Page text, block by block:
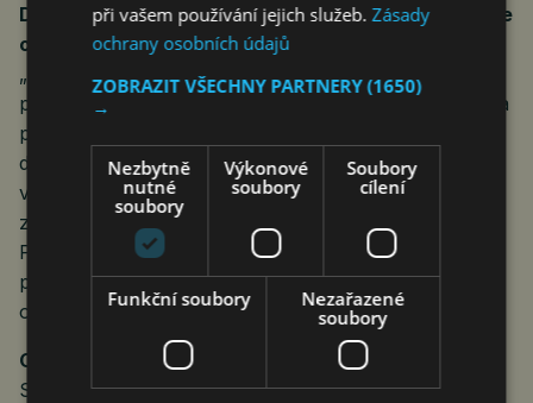
Dr. Andrew Park, certifikovaný dermatolog a tvůrce
obsahu
„CeraVe vždy chápala sílu sociálních sítí
při zpřístupňování vzdělávání o zdraví pokožky a byla
průkopníkem v zapojování dermatologů do těchto
diskuzí. Jako dermatolog i tvůrce obsahu vím, jak
vzácná je příležitost spolupracovat s takovými talenty
z celého světa a vytvářet obsah v takovém měřítku.
Podobné akce nejen inspirují kreativitu, ale také
posouvají laťku toho, jak může vzdělávání o péči
o pleť na sociálních médiích vypadat.“
O společnosti CeraVe
Společnost CeraVe byla založena v roce 2005
při vašem používání jejich služeb.Zásady
ochrany osobních údajů
ZOBRAZIT VŠECHNY PARTNERY(1650)
→
Nezbytně
nutné
soubory
Výkonové
soubory
Soubory
cílení
Funkční soubory
Nezařazené
soubory